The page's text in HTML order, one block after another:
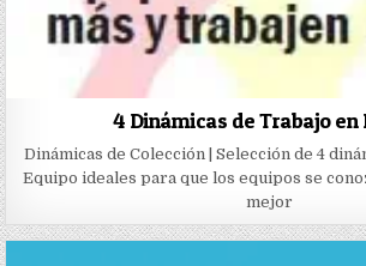
4 Dinámicas de Trabajo en
Dinámicas de Colección | Selección de 4
Equipo ideales para que los equipos se
mejor